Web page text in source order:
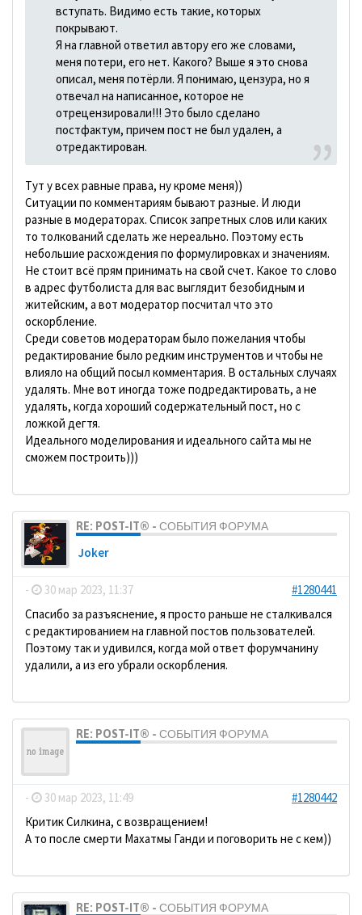
вступать. Видимо есть такие, которых
покрывают.
Я на главной ответил автору его же словами,
меня потери, его нет. Какого? Выше я это снова
описал, меня потёрли. Я понимаю, цензура, но я
отвечал на написанное, которое не
отрецензировали!!! Это было сделано
постфактум, причем пост не был удален, а
отредактирован.
Тут у всех равные права, ну кроме меня))
Ситуации по комментариям бывают разные. И люди
разные в модераторах. Список запретных слов или каких
то толкований сделать же нереально. Поэтому есть
небольшие расхождения по формулировках и значениям.
Не стоит всё прям принимать на свой счет. Какое то слово
в адрес футболиста для вас выглядит безобидным и
житейским, а вот модератор посчитал что это
оскорбление.
Среди советов модераторам было пожелания чтобы
редактирование было редким инструментов и чтобы не
влияло на общий посыл комментария. В остальных случаях
удалять. Мне вот иногда тоже подредактировать, а не
удалять, когда хороший содержательный пост, но с
ложкой дегтя.
Идеального моделирования и идеального сайта мы не
сможем построить)))
RE: POST-IT® - СОБЫТИЯ ФОРУМА
Joker
- 30 мар 2023, 11:37
#1280441
Спасибо за разъяснение, я просто раньше не сталкивался
с редактированием на главной постов пользователей.
Поэтому так и удивился, когда мой ответ форумчанину
удалили, а из его убрали оскорбления.
RE: POST-IT® - СОБЫТИЯ ФОРУМА
- 30 мар 2023, 11:49
#1280442
Критик Силкина, с возвращением!
А то после смерти Махатмы Ганди и поговорить не с кем))
RE: POST-IT® - СОБЫТИЯ ФОРУМА